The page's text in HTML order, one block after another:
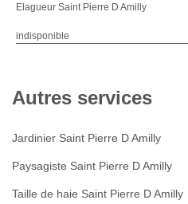
Elagueur Saint Pierre D Amilly
indisponible
Autres services
Jardinier Saint Pierre D Amilly
Paysagiste Saint Pierre D Amilly
Taille de haie Saint Pierre D Amilly